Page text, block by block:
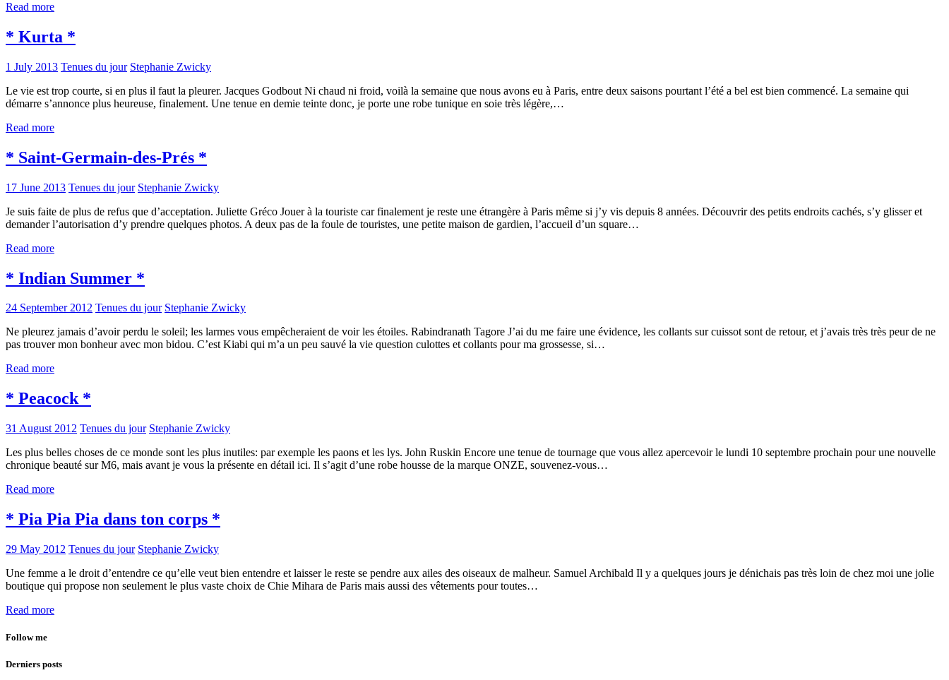
Read more
* Kurta *
1 July 2013 Tenues du jour Stephanie Zwicky
Le vie est trop courte, si en plus il faut la pleurer. Jacques Godbout Ni chaud ni froid, voilà la semaine que nous avons eu à Paris, entre deux saisons pourtant l’été a bel est bien commencé. La semaine qui
démarre s’annonce plus heureuse, finalement. Une tenue en demie teinte donc, je porte une robe tunique en soie très légère,…
Read more
* Saint-Germain-des-Prés *
17 June 2013 Tenues du jour Stephanie Zwicky
Je suis faite de plus de refus que d’acceptation. Juliette Gréco Jouer à la touriste car finalement je reste une étrangère à Paris même si j’y vis depuis 8 années. Découvrir des petits endroits cachés, s’y glisser et
demander l’autorisation d’y prendre quelques photos. A deux pas de la foule de touristes, une petite maison de gardien, l’accueil d’un square…
Read more
* Indian Summer *
24 September 2012 Tenues du jour Stephanie Zwicky
Ne pleurez jamais d’avoir perdu le soleil; les larmes vous empêcheraient de voir les étoiles. Rabindranath Tagore J’ai du me faire une évidence, les collants sur cuissot sont de retour, et j’avais très très peur de ne
pas trouver mon bonheur avec mon bidou. C’est Kiabi qui m’a un peu sauvé la vie question culottes et collants pour ma grossesse, si…
Read more
* Peacock *
31 August 2012 Tenues du jour Stephanie Zwicky
Les plus belles choses de ce monde sont les plus inutiles: par exemple les paons et les lys. John Ruskin Encore une tenue de tournage que vous allez apercevoir le lundi 10 septembre prochain pour une nouvelle
chronique beauté sur M6, mais avant je vous la présente en détail ici. Il s’agit d’une robe housse de la marque ONZE, souvenez-vous…
Read more
* Pia Pia Pia dans ton corps *
29 May 2012 Tenues du jour Stephanie Zwicky
Une femme a le droit d’entendre ce qu’elle veut bien entendre et laisser le reste se pendre aux ailes des oiseaux de malheur. Samuel Archibald Il y a quelques jours je dénichais pas très loin de chez moi une jolie
boutique qui propose non seulement le plus vaste choix de Chie Mihara de Paris mais aussi des vêtements pour toutes…
Read more
Follow me
Derniers posts